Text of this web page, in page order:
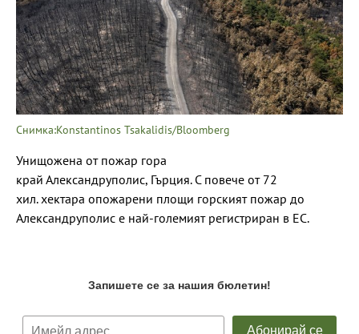
Снимка:Konstantinos Tsakalidis/Bloomberg
Унищожена от пожар гора
край Александруполис, Гърция. С повече от 72
хил. хектара опожарени площи горският пожар до
Александруполис е най-големият регистриран в ЕС.